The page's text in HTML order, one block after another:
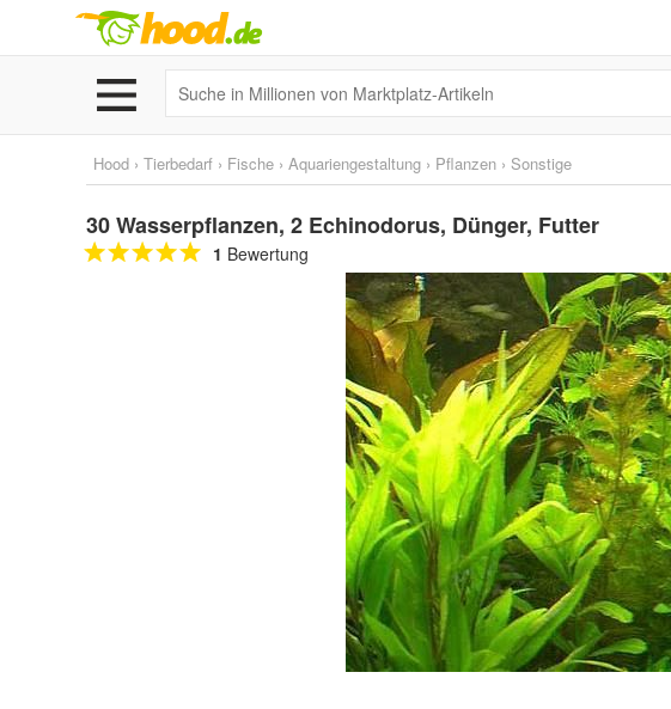
Hood › Tierbedarf › Fische › Aquariengestaltung › Pflanzen › Sonstige
30 Wasserpflanzen, 2 Echinodorus, Dünger, Futter
1 Bewertung